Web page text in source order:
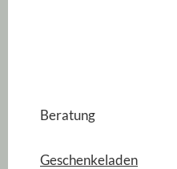
Beratung
Geschenkeladen